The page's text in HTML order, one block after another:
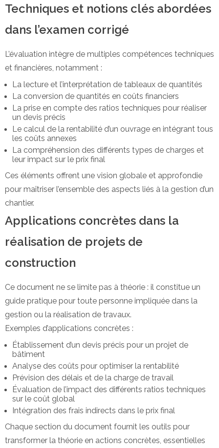
Techniques et notions clés abordées
dans l’examen corrigé
L’évaluation intègre de multiples compétences techniques
et financières, notamment :
La lecture et l’interprétation de tableaux de quantités
La conversion de quantités en coûts financiers
La prise en compte des ratios techniques pour réaliser
un devis précis
Le calcul de la rentabilité d’un ouvrage en intégrant tous
les coûts annexes
La compréhension des différents types de charges et
leur impact sur le prix final
Ces éléments offrent une vision globale et approfondie
pour maîtriser l’ensemble des aspects liés à la gestion d’un
chantier.
Applications concrètes dans la
réalisation de projets de
construction
Ce document ne se limite pas à théorie : il constitue un
guide pratique pour toute personne impliquée dans la
gestion ou la réalisation de travaux.
Exemples d’applications concrètes :
Établissement d’un devis précis pour un projet de
bâtiment
Analyse des coûts pour optimiser la rentabilité
Prévision des délais et de la charge de travail
Évaluation de l’impact des différents ratios techniques
sur le coût global
Intégration des frais indirects dans le prix final
Chaque section du document fournit les outils pour
transformer la théorie en actions concrètes, essentielles